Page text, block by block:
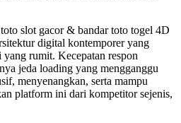
slot gacor & bandar toto togel 4D
digital kontemporer yang
yang rumit. Kecepatan respon
jeda loading yang mengganggu
menyenangkan, serta mampu
platform ini dari kompetitor sejenis,